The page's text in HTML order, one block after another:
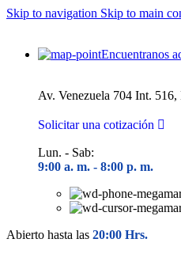
Skip to navigation Skip to main
Encuentranos
Av. Venezuela 704 Int.
Solicitar una cotización
Lun. - Sab:
9:00 a. m. - 8:00 p. m.
Abierto hasta las 20:00 Hrs.